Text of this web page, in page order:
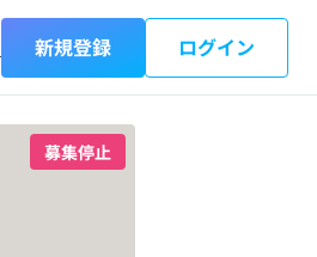
新規登録 ログイン
募集停止